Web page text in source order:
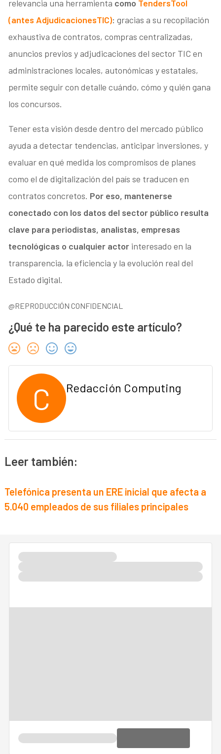
relevancia una herramienta como TendersTool
(antes AdjudicacionesTIC): gracias a su recopilación
exhaustiva de contratos, compras centralizadas,
anuncios previos y adjudicaciones del sector TIC en
administraciones locales, autonómicas y estatales,
permite seguir con detalle cuándo, cómo y quién gana
los concursos.
Tener esta visión desde dentro del mercado público
ayuda a detectar tendencias, anticipar inversiones, y
evaluar en qué medida los compromisos de planes
como el de digitalización del país se traducen en
contratos concretos. Por eso, mantenerse
conectado con los datos del sector público resulta
clave para periodistas, analistas, empresas
tecnológicas o cualquier actor interesado en la
transparencia, la eficiencia y la evolución real del
Estado digital.
@REPRODUCCIÓN CONFIDENCIAL
¿Qué te ha parecido este artículo?
C Redacción Computing
Leer también:
Telefónica presenta un ERE inicial que afecta a
5.040 empleados de sus filiales principales